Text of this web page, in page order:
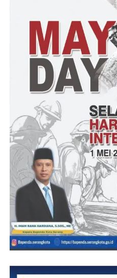
TNI Manunggal Membangun
bhakti TNI yang dilaksanakan
bersama Kementerian,
, Pemerintah Daerah dan
mendukung program Pemerintah
pembangunan di daerah.
perencanaan yang
masyarakat yang dilaksanakan